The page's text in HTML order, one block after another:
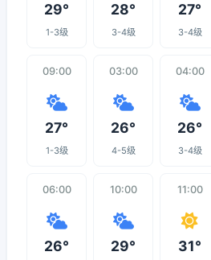
29°
1-3级
28°
3-4级
27°
3-4级
09:00
27°
1-3级
03:00
26°
4-5级
04:00
26°
3-4级
06:00
26°
10:00
29°
11:00
31°